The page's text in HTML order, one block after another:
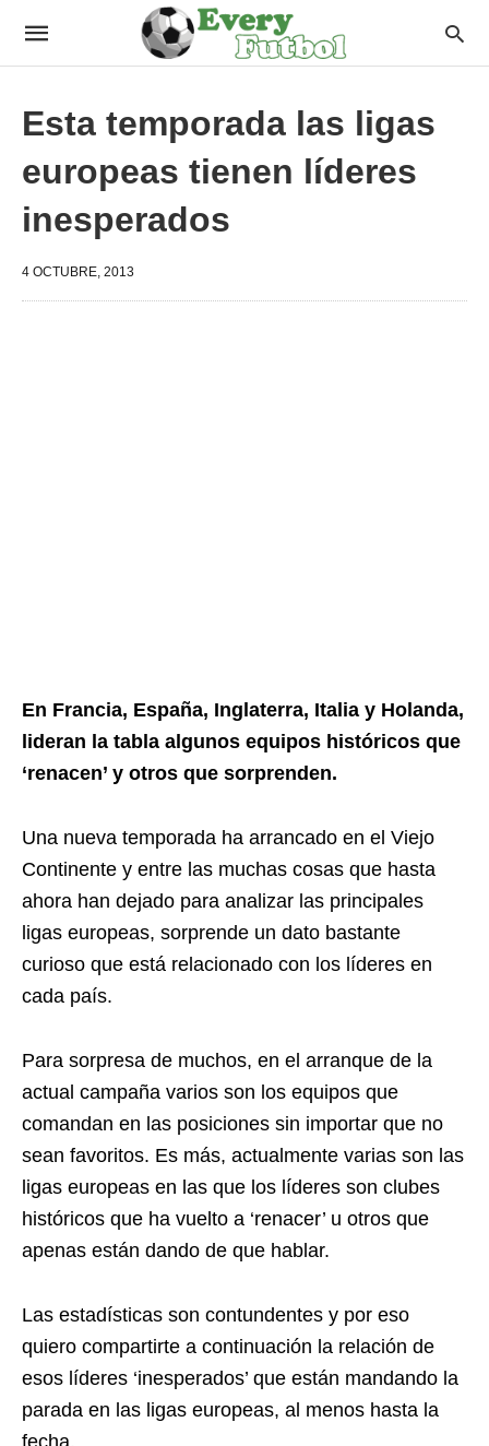
Esta temporada las ligas
europeas tienen líderes
inesperados
4 OCTUBRE, 2013
En Francia, España, Inglaterra, Italia y Holanda,
lideran la tabla algunos equipos históricos que
‘renacen’ y otros que sorprenden.
Una nueva temporada ha arrancado en el Viejo
Continente y entre las muchas cosas que hasta
ahora han dejado para analizar las principales
ligas europeas, sorprende un dato bastante
curioso que está relacionado con los líderes en
cada país.
Para sorpresa de muchos, en el arranque de la
actual campaña varios son los equipos que
comandan en las posiciones sin importar que no
sean favoritos. Es más, actualmente varias son las
ligas europeas en las que los líderes son clubes
históricos que ha vuelto a ‘renacer’ u otros que
apenas están dando de que hablar.
Las estadísticas son contundentes y por eso
quiero compartirte a continuación la relación de
esos líderes ‘inesperados’ que están mandando la
parada en las ligas europeas, al menos hasta la
fecha.